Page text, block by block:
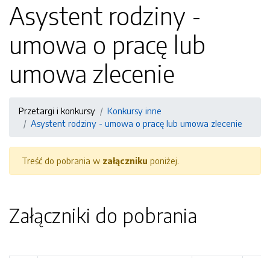
Asystent rodziny -
umowa o pracę lub
umowa zlecenie
Przetargi i konkursy
Konkursy inne
Asystent rodziny - umowa o pracę lub umowa zlecenie
Treść do pobrania w załączniku poniżej.
Załączniki do pobrania